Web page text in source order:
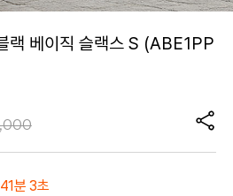
랙 베이직 슬랙스 S (ABE1PP
분 3초